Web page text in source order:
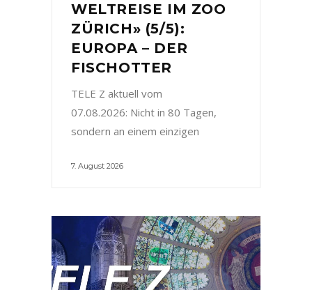
WELTREISE IM ZOO
ZÜRICH» (5/5):
EUROPA – DER
FISCHOTTER
TELE Z aktuell vom
07.08.2026: Nicht in 80 Tagen,
sondern an einem einzigen
7. August 2026